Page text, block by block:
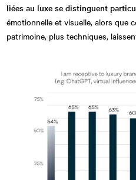
liées au luxe se distinguent
émotionnelle et visuelle, alors que
patrimoine, plus techniques,